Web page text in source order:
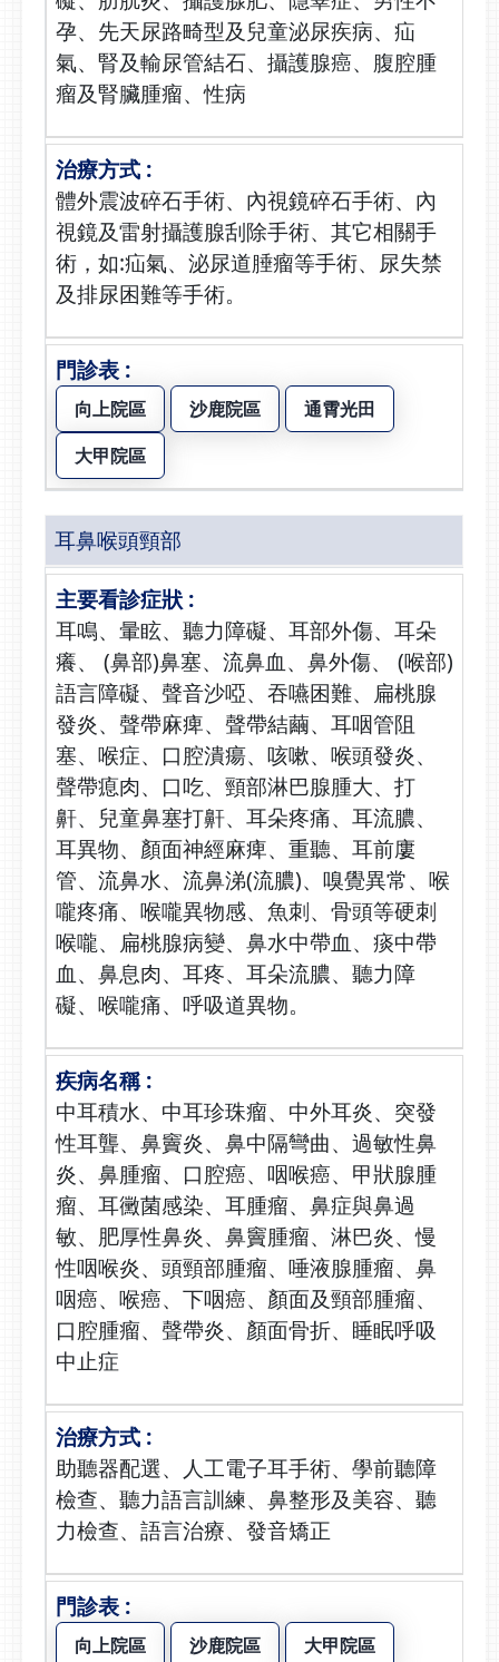
孕、先天尿路畸型及兒童泌尿疾病、疝
氣、腎及輸尿管結石、攝護腺癌、腹腔腫
瘤及腎臟腫瘤、性病
體外震波碎石手術、內視鏡碎石手術、內
視鏡及雷射攝護腺刮除手術、其它相關手
術，如:疝氣、泌尿道腄瘤等手術、尿失禁
及排尿困難等手術。
向上院區 沙鹿院區
通霄光田
大甲院區
耳鼻喉頭頸部
耳鳴、暈眩、聽力障礙、耳部外傷、耳朵
癢、 (鼻部)鼻塞、流鼻血、鼻外傷、 (喉部)
語言障礙、聲音沙啞、吞嚥困難、扁桃腺
發炎、聲帶麻痺、聲帶結繭、耳咽管阻
塞、喉症、口腔潰瘍、咳嗽、喉頭發炎、
聲帶瘜肉、口吃、頸部淋巴腺腫大、打
鼾、兒童鼻塞打鼾、耳朵疼痛、耳流膿、
耳異物、顏面神經麻痺、重聽、耳前廔
管、流鼻水、流鼻涕(流膿)、嗅覺異常、喉
嚨疼痛、喉嚨異物感、魚刺、骨頭等硬刺
喉嚨、扁桃腺病變、鼻水中帶血、痰中帶
血、鼻息肉、耳疼、耳朵流膿、聽力障
礙、喉嚨痛、呼吸道異物。
中耳積水、中耳珍珠瘤、中外耳炎、突發
性耳聾、鼻竇炎、鼻中隔彎曲、過敏性鼻
炎、鼻腫瘤、口腔癌、咽喉癌、甲狀腺腫
瘤、耳黴菌感染、耳腫瘤、鼻症與鼻過
敏、肥厚性鼻炎、鼻竇腫瘤、淋巴炎、慢
性咽喉炎、頭頸部腫瘤、唾液腺腫瘤、鼻
咽癌、喉癌、下咽癌、顏面及頸部腫瘤、
口腔腫瘤、聲帶炎、顏面骨折、睡眠呼吸
中止症
助聽器配選、人工電子耳手術、學前聽障
檢查、聽力語言訓練、鼻整形及美容、聽
力檢查、語言治療、發音矯正
向上院區 沙鹿院區 大甲院區